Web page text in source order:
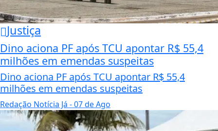
Justiça
Dino aciona PF após TCU apontar R$ 55,4
milhões em emendas suspeitas
Dino aciona PF após TCU apontar R$ 55,4
milhões em emendas suspeitas
Redação Notícia Já - 07 de Ago